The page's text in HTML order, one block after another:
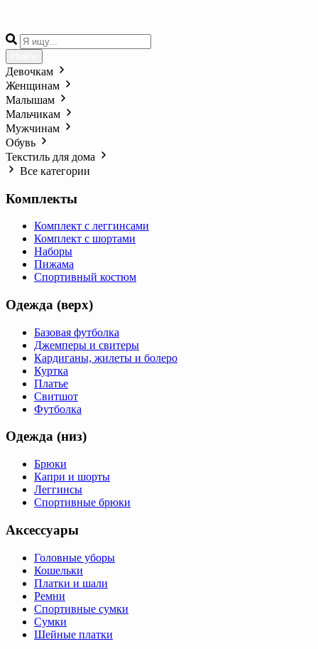
Девочкам
Женщинам
Малышам
Мальчикам
Мужчинам
Обувь
Текстиль для дома
Все категории
Комплекты
Комплект с леггинсами
Комплект с шортами
Наборы
Пижама
Спортивный костюм
Одежда (верх)
Базовая футболка
Джемперы и свитеры
Кардиганы, жилеты и болеро
Куртка
Платье
Свитшот
Футболка
Одежда (низ)
Брюки
Капри и шорты
Леггинсы
Спортивные брюки
Аксессуары
Головные уборы
Кошельки
Платки и шали
Ремни
Спортивные сумки
Сумки
Шейные платки